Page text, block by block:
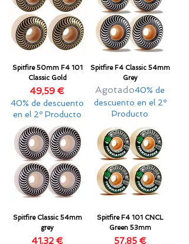
Spitfire 50mm F4 101
Classic Gold
Precio
49,59 €
40% de descuento
en el 2º Producto
Spitfire F4 Classic 54mm
Grey
Agotado40% de
descuento en el 2º
Producto
Spitfire Classic 54mm
grey
Precio
41,32 €
Spitfire F4 101 CNCL
Green 53mm
Precio
57,85 €